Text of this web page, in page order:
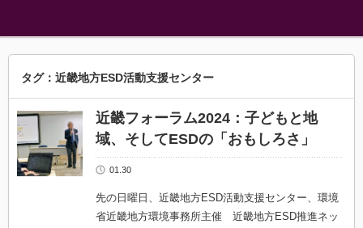
タグ：近畿地方ESD活動支援センター
近畿フォーラム2024：子どもと地
域、そしてESDの「おもしろさ」
01.30
先の日曜日、近畿地方ESD活動支援センター、環境
省近畿地方環境事務所主催 近畿地方ESD推進ネッ